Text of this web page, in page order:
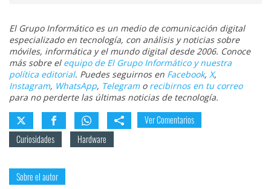
El Grupo Informático es un medio de comunicación digital
especializado en tecnología, con análisis y noticias sobre
móviles, informática y el mundo digital desde 2006. Conoce
más sobre el equipo de El Grupo Informático y nuestra
política editorial. Puedes seguirnos en Facebook, X,
Instagram, WhatsApp, Telegramo recibirnos en tu correo
para no perderte las últimas noticias de tecnología.
Ver Comentarios
Curiosidades
Hardware
Sobre el autor